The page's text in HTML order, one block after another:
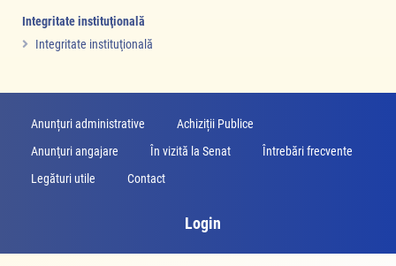
Integritate instituţională
Integritate instituţională
Anunțuri administrative
Achiziții Publice
Anunţuri angajare
În vizită la Senat
Întrebări frecvente
Legături utile
Contact
Login